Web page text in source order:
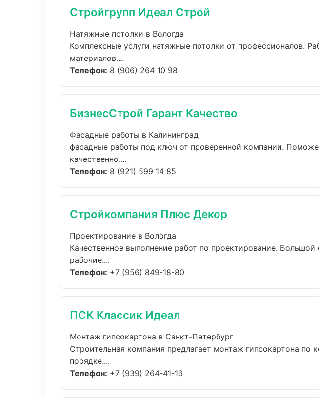
Стройгрупп Идеал Строй
Натяжные потолки в Вологда
Комплексные услуги натяжные потолки от профессионалов.
материалов....
Телефон: 8 (906) 264 10 98
БизнесСтрой Гарант Качество
Фасадные работы в Калининград
фасадные работы под ключ от проверенной компании.
качественно....
Телефон: 8 (921) 599 14 85
Стройкомпания Плюс Декор
Проектирование в Вологда
Качественное выполнение работ по проектирование.
рабочие....
Телефон: +7 (956) 849-18-80
ПСК Классик Идеал
Монтаж гипсокартона в Санкт-Петербург
Строительная компания предлагает монтаж гипсокартона
порядке....
Телефон: +7 (939) 264-41-16